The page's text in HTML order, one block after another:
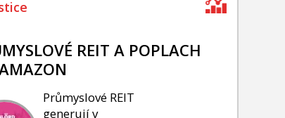
REIT A POPLACH
Průmyslové REIT
generují v